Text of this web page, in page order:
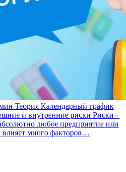
Теория Календарный график
и внутренние риски Риски –
любое предприятие или
влияет много факторов…